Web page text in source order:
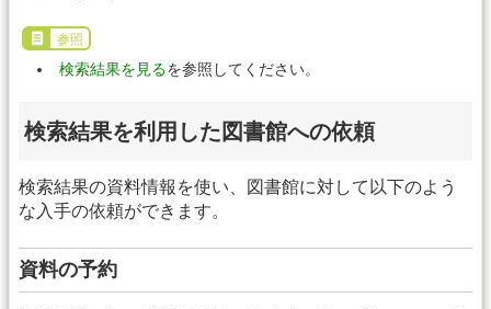
参照
検索結果を見るを参照してください。
検索結果を利用した図書館への依頼
検索結果の資料情報を使い、図書館に対して以下のよう
な入手の依頼ができます。
資料の予約